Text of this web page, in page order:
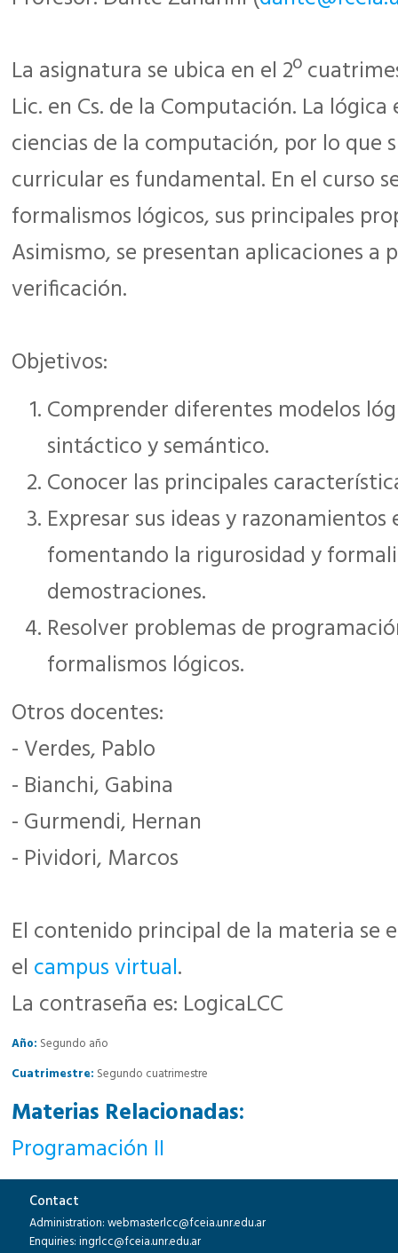
La asignatura se ubica en el 2º
Lic. en Cs. de la Computación. La
ciencias de la computación, por lo que
curricular es fundamental. En el curso
formalismos lógicos, sus principales
Asimismo, se presentan aplicaciones a
verificación.
Objetivos:
Comprender diferentes modelos
sintáctico y semántico.
Conocer las principales
Expresar sus ideas y
fomentando la rigurosidad y
demostraciones.
Resolver problemas de
formalismos lógicos.
Otros docentes:
- Verdes, Pablo
- Bianchi, Gabina
- Gurmendi, Hernan
- Pividori, Marcos
El contenido principal de la materia se
el campus virtual.
La contraseña es: LogicaLCC
Año: Segundo año
Cuatrimestre: Segundo cuatrimestre
Materias Relacionadas:
Programación II
Contact
Administration: webmasterlcc@fceia.unr.edu.ar
Enquiries: ingrlcc@fceia.unr.edu.ar